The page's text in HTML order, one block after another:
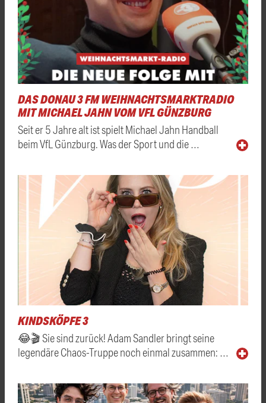
DAS DONAU 3 FM WEIHNACHTSMARKTRADIO
MIT MICHAEL JAHN VOM VFL GÜNZBURG
Seit er 5 Jahre alt ist spielt Michael Jahn Handball
beim VfL Günzburg. Was der Sport und die …
KINDSKÖPFE 3
😂🎬 Sie sind zurück! Adam Sandler bringt seine
legendäre Chaos-Truppe noch einmal zusammen: …